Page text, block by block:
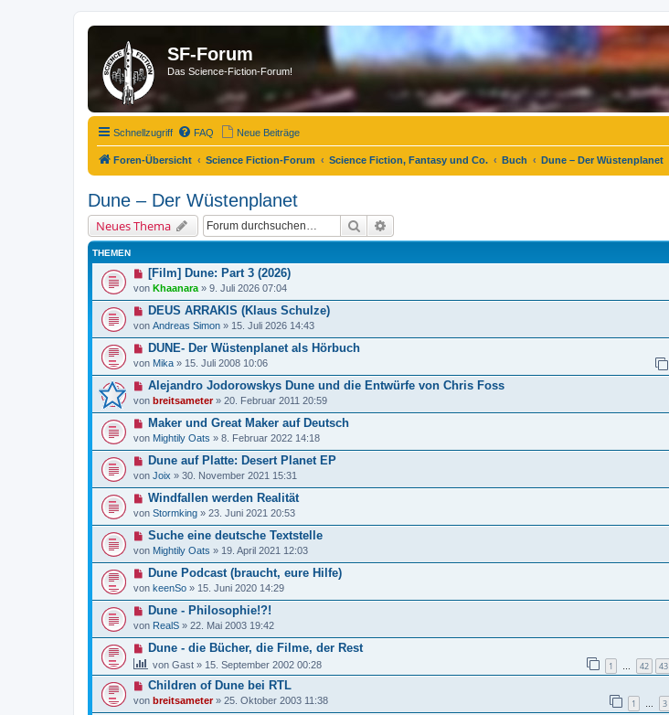
SF-Forum
Das Science-Fiction-Forum!
Schnellzugriff FAQ Neue Beiträge
Foren-Übersicht Science Fiction-Forum Science Fiction, Fantasy und Co. Buch Dune – Der Wüstenplanet
Dune – Der Wüstenplanet
Neues Thema Suche
THEMEN
[Film] Dune: Part 3 (2026)
von Khaanara » 9. Juli 2026 07:04
DEUS ARRAKIS (Klaus Schulze)
von Andreas Simon » 15. Juli 2026 14:43
DUNE- Der Wüstenplanet als Hörbuch
von Mika » 15. Juli 2008 10:06
Alejandro Jodorowskys Dune und die Entwürfe von Chris Foss
von breitsameter» 20. Februar 2011 20:59
Maker und Great Maker auf Deutsch
von Mightily Oats » 8. Februar 2022 14:18
Dune auf Platte: Desert Planet EP
von Joix » 30. November 2021 15:31
Windfallen werden Realität
von Stormking » 23. Juni 2021 20:53
Suche eine deutsche Textstelle
von Mightily Oats » 19. April 2021 12:03
Dune Podcast (braucht, eure Hilfe)
von keenSo » 15. Juni 2020 14:29
Dune - Philosophie!?!
von RealS » 22. Mai 2003 19:42
Dune - die Bücher, die Filme, der Rest
von Gast » 15. September 2002 00:28 1 … 42 43
Children of Dune bei RTL
von breitsameter» 25. Oktober 2003 11:38 1 … 3